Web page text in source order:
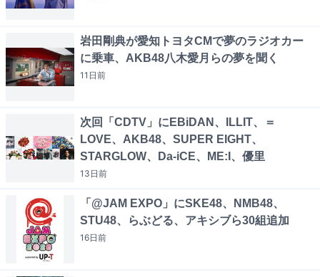
岩田剛典が愛知トヨタCMで夢のラジオカー
に乗車、AKB48八木愛月らの夢を聞く
11日前
次回「CDTV」にEBiDAN、ILLIT、＝
LOVE、AKB48、SUPER EIGHT、
STARGLOW、Da-iCE、ME:I、優里
13日前
「@JAM EXPO」にSKE48、NMB48、
STU48、らぶどる、アキシブら30組追加
16日前